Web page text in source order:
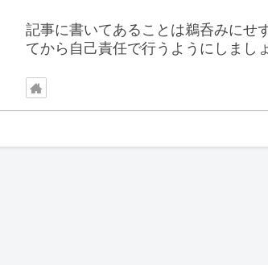
記事に書いてあることは鵜呑みにせ
てから自己責任で行うようにしましょ